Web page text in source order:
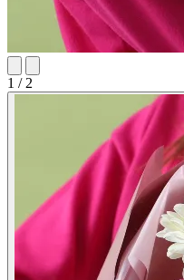
1 / 2